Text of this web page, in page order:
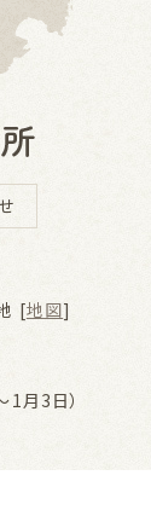
[地図]
月3日）